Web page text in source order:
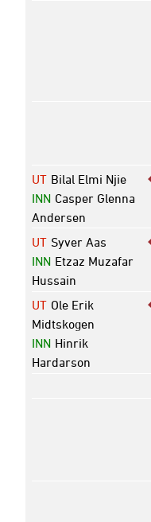
UT Bilal Elmi Njie
INN Casper Glenna
Andersen
UT Syver Aas
INN Etzaz Muzafar
Hussain
UT Ole Erik
Midtskogen
INN Hinrik
Hardarson